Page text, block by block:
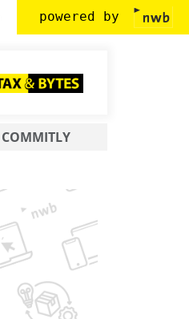
powered by
COMMITLY